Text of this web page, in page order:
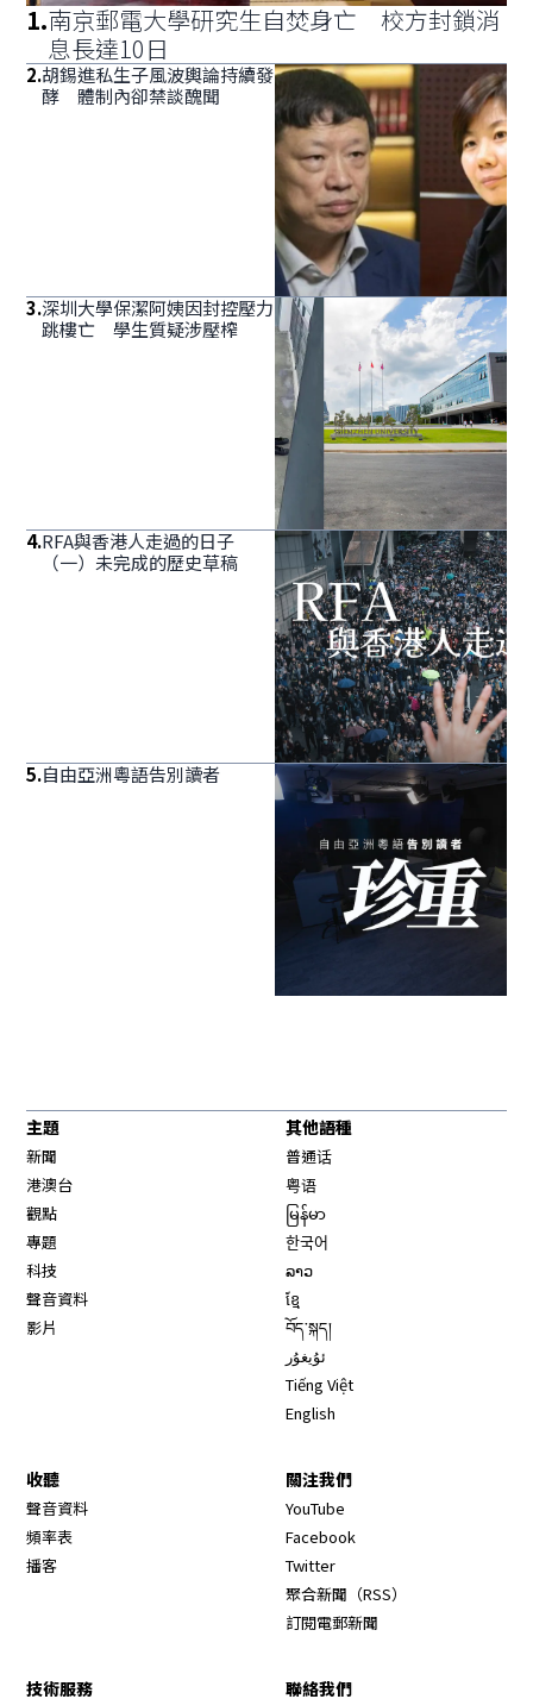
1.南京郵電大學研究生自焚身亡 校方封鎖消
息長達10日
2.胡錫進私生子風波輿論持續發
酵 體制內卻禁談醜聞
3.深圳大學保潔阿姨因封控壓力
跳樓亡 學生質疑涉壓榨
4.RFA與香港人走過的日子
（一）未完成的歷史草稿
5.自由亞洲粵語告別讀者
主題
新聞
港澳台
觀點
專題
科技
聲音資料
影片
其他語種
普通话
粤语
မြန်မာ
한국어
ລາວ
ខ្មែ
བོད་སྐད།
ئۇيغۇر
Tiếng Việt
English
收聽
聲音資料
頻率表
播客
關注我們
YouTube
Facebook
Twitter
聚合新聞（RSS）
訂閱電郵新聞
技術服務 聯絡我們